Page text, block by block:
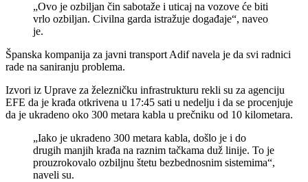
„Ovo je ozbiljan čin sabotaže i uticaj na vozove će biti
vrlo ozbiljan. Civilna garda istražuje događaje“, naveo
je.
Španska kompanija za javni transport Adif navela je da svi radnici
rade na saniranju problema.
Izvori iz Uprave za železničku infrastrukturu rekli su za agenciju
EFE da je krađa otkrivena u 17:45 sati u nedelju i da se procenjuje
da je ukradeno oko 300 metara kabla u prečniku od 10 kilometara.
„Iako je ukradeno 300 metara kabla, došlo je i do
drugih manjih krađa na raznim tačkama duž linije. To je
prouzrokovalo ozbiljnu štetu bezbednosnim sistemima“,
naveli su.